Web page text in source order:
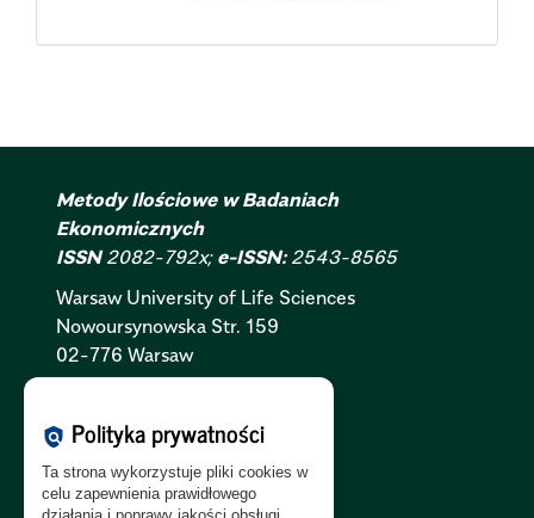
Metody Ilościowe w Badaniach
Ekonomicznych
ISSN2082-792x; e-ISSN: 2543-8565
Warsaw University of Life Sciences
Nowoursynowska Str. 159
02-776 Warsaw
Polityka Prywatności:PL
Polityka RODO:PL|EN
policy Polityka prywatności
Ta strona wykorzystuje pliki cookies w
celu zapewnienia prawidłowego
działania i poprawy jakości obsługi.